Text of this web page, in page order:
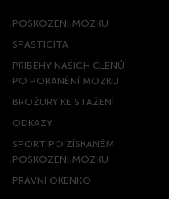
POŠKOZENÍ MOZKU
SPASTICITA
PŘÍBĚHY NAŠICH ČLENŮ
PO PORANĚNÍ MOZKU
BROŽURY KE STAŽENÍ
ODKAZY
SPORT PO ZÍSKANÉM
POŠKOZENÍ MOZKU
PRÁVNÍ OKÉNKO